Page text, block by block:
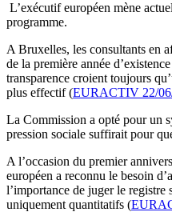
L’exécutif européen mène
programme.
A Bruxelles, les consultants en
de la première année
transparence croient toujours
plus effectif (EURACTIV 22/
La Commission a opté pour un
pression sociale suffirait pour
A l’occasion du premier
européen a reconnu le besoin
l’importance de juger le registre
uniquement quantitatifs (